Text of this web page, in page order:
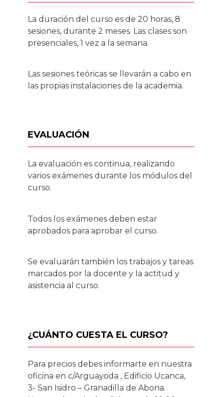
La duración del curso es de 20 horas, 8
sesiones, durante 2 meses. Las clases son
presenciales, 1 vez a la semana.
Las sesiones teóricas se llevarán a cabo en
las propias instalaciones de la academia.
EVALUACIÓN
La evaluación es continua, realizando
varios exámenes durante los módulos del
curso.
Todos los exámenes deben estar
aprobados para aprobar el curso.
Se evaluarán también los trabajos y tareas
marcados por la docente y la actitud y
asistencia al curso.
¿CUÁNTO CUESTA EL CURSO?
Para precios debes informarte en nuestra
oficina en c/Arguayoda , Edificio Ucanca,
3- San Isidro – Granadilla de Abona.